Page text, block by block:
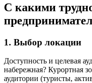
С какими
1. Выбор локации
Доступность и целевая
набережная? Курортная
аудитории (туристы,